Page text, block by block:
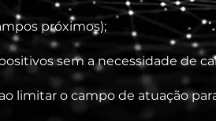
próximos);
sem a necessidade de
limitar o campo de atuação